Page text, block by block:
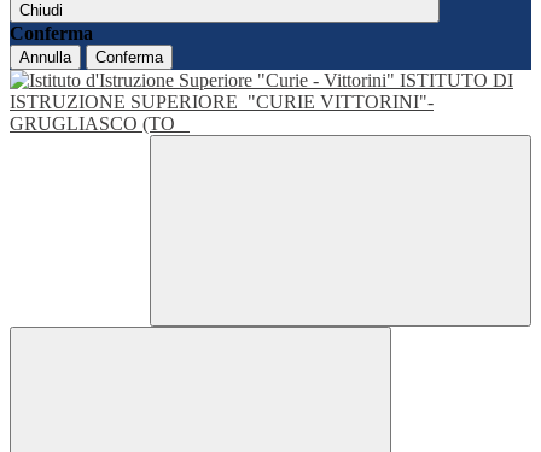
Chiudi
Conferma
Annulla Conferma
ISTITUTO DI
ISTRUZIONE SUPERIORE "CURIE VITTORINI"-
GRUGLIASCO (TO